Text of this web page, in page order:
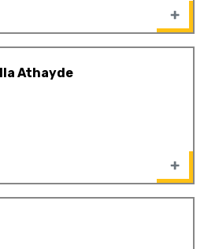
Athayde